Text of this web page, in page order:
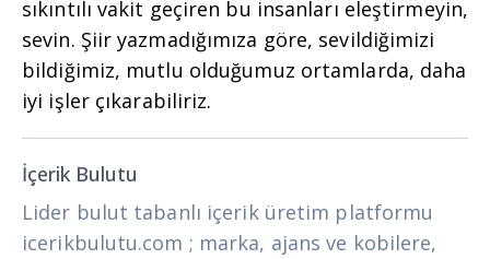
sıkıntılı vakit geçiren bu insanları eleştirmeyin,
sevin. Şiir yazmadığımıza göre, sevildiğimizi
bildiğimiz, mutlu olduğumuz ortamlarda, daha
iyi işler çıkarabiliriz.
İçerik Bulutu
Lider bulut tabanlı içerik üretim platformu
icerikbulutu.com ; marka, ajans ve kobilere,